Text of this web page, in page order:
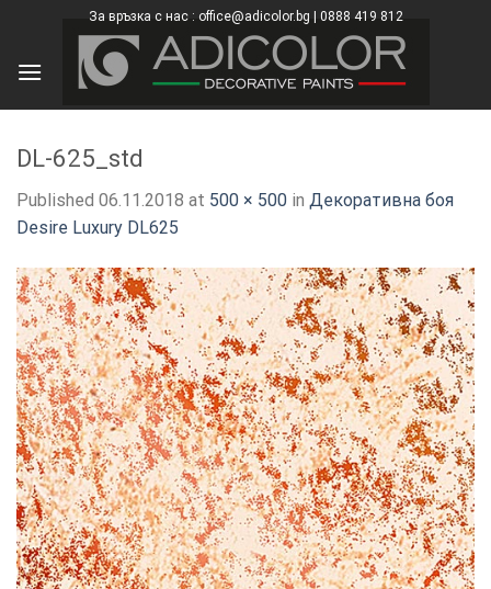
content
За връзка с нас : office@adicolor.bg | 0888 419 812
DL-625_std
Published 06.11.2018 at 500 × 500 in Декоративна боя
Desire Luxury DL625
×